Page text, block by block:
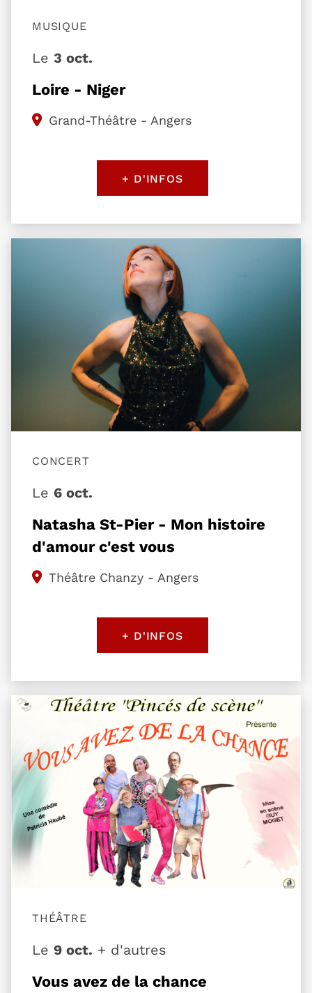
Loire - Niger
MUSIQUE
Le 3 oct.
Grand-Théâtre - Angers
+ D'INFOS
Natasha St-Pier - Mon histoire
d'amour c'est vous
CONCERT
Le 6 oct.
Théâtre Chanzy - Angers
+ D'INFOS
Plus d'information sur l'évènement Natasha
Vous avez de la chance
THÉÂTRE
Le 9 oct. + d'autres
Plus d'information sur l'évènement Vous avez